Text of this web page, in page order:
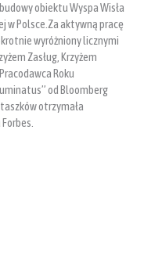
obiektu Wyspa Wisła
w Polsce.Za aktywną pracę
wyróżniony licznymi
Zasług, Krzyżem
Roku
od Bloomberg
otrzymała